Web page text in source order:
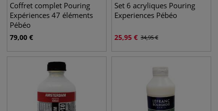
Coffret complet Pouring
Expériences 47 éléments
Pébéo
79,00 €
Set 6 acryliques Pouring
Experiences Pébéo
25,95 € 34,95€